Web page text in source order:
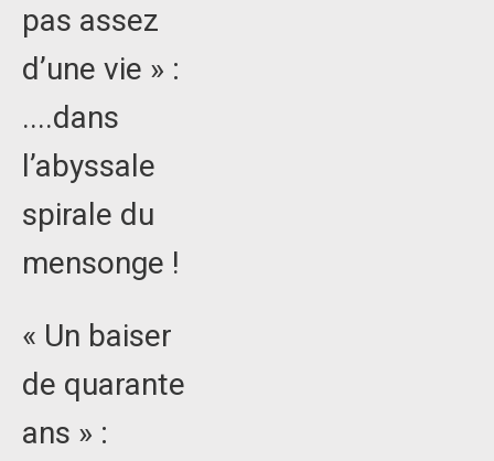
pas assez
d’une vie » :
....dans
l’abyssale
spirale du
mensonge !
« Un baiser
de quarante
ans » :